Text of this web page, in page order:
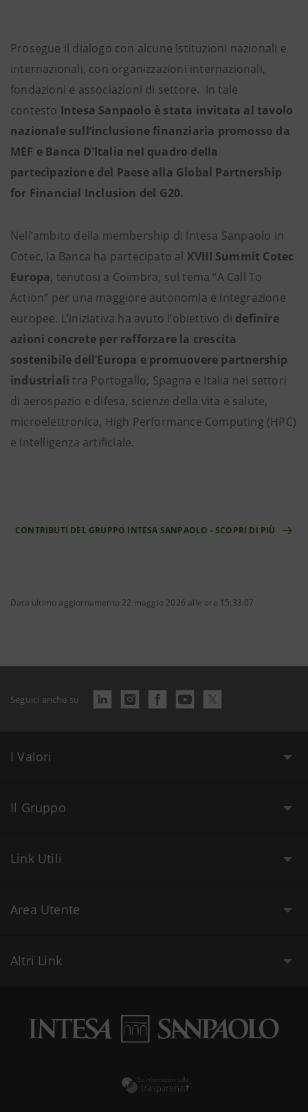
Prosegue il dialogo con alcune Istituzioni nazionali e
internazionali, con organizzazioni internazionali,
fondazioni e associazioni di settore. In tale
contesto Intesa Sanpaolo è stata invitata al tavolo
nazionale sull’inclusione finanziaria promosso da
MEF e Banca D’Italia nel quadro della
partecipazione del Paese alla Global Partnership
for Financial Inclusion del G20.
Nell’ambito della membership di Intesa Sanpaolo in
Cotec, la Banca ha partecipato al XVIII Summit Cotec
Europa, tenutosi a Coimbra, sul tema “A Call To
Action” per una maggiore autonomia e integrazione
europee. L’iniziativa ha avuto l’obiettivo di definire
azioni concrete per rafforzare la crescita
sostenibile dell’Europa e promuovere partnership
industriali tra Portogallo, Spagna e Italia nei settori
di aerospazio e difesa, scienze della vita e salute,
microelettronica, High Performance Computing (HPC)
e intelligenza artificiale.
CONTRIBUTI DEL GRUPPO INTESA SANPAOLO - SCOPRI DI PIÙ
Data ultimo aggiornamento 22 maggio 2026 alle ore 15:33:07
Seguici anche su
I Valori
Il Gruppo
Link Utili
Area Utente
Altri Link